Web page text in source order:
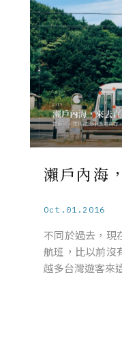
瀨戶內海
Oct.01.2016
不同於過去，現
航班，比以前沒
越多台灣遊客